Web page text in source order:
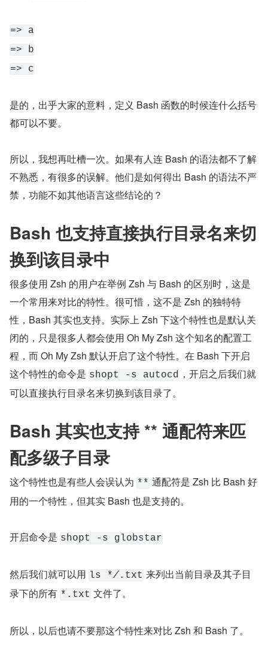
=> a
=> b
=> c
是的，出乎大家的意料，定义 Bash 函数的时候连什么括号
都可以不要。
所以，我想再吐槽一次。如果有人连 Bash 的语法都不了解
不熟悉，有很多的误解。他们是如何得出 Bash 的语法不严
禁，功能不如其他语言这些结论的？
Bash 也支持直接执行目录名来切
换到该目录中
很多使用 Zsh 的用户在举例 Zsh 与 Bash 的区别时，这是
一个常用来对比的特性。很可惜，这不是 Zsh 的独特特
性，Bash 其实也支持。实际上 Zsh 下这个特性也是默认关
闭的，只是很多人都会使用 Oh My Zsh 这个知名的配置工
程，而 Oh My Zsh 默认开启了这个特性。在 Bash 下开启
这个特性的命令是 shopt -s autocd ，开启之后我们就
可以直接执行目录名来切换到该目录了。
Bash 其实也支持 ** 通配符来匹
配多级子目录
这个特性也是有些人会误认为 ** 通配符是 Zsh 比 Bash 好
用的一个特性，但其实 Bash 也是支持的。
开启命令是 shopt -s globstar
然后我们就可以用 ls */ .txt 来列出当前目录及其子目
录下的所有 *.txt 文件了。
所以，以后也请不要那这个特性来对比 Zsh 和 Bash 了。